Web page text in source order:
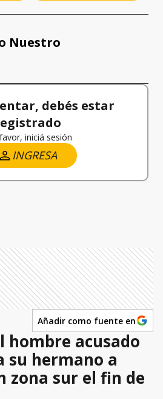
Nuestro
debés estar
iniciá sesión
INGRESA
Añadir como fuente en
hombre acusado
su hermano a
zona sur el fin de